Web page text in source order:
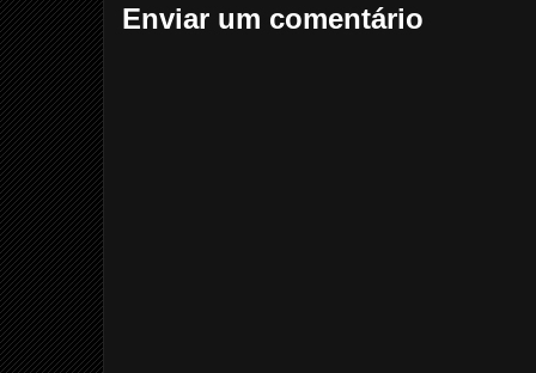
Enviar um comentário